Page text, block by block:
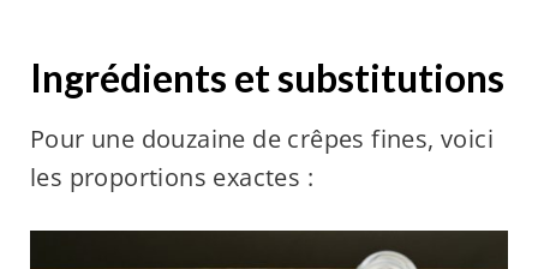
Ingrédients et substitutions
Pour une douzaine de crêpes fines, voici
les proportions exactes :